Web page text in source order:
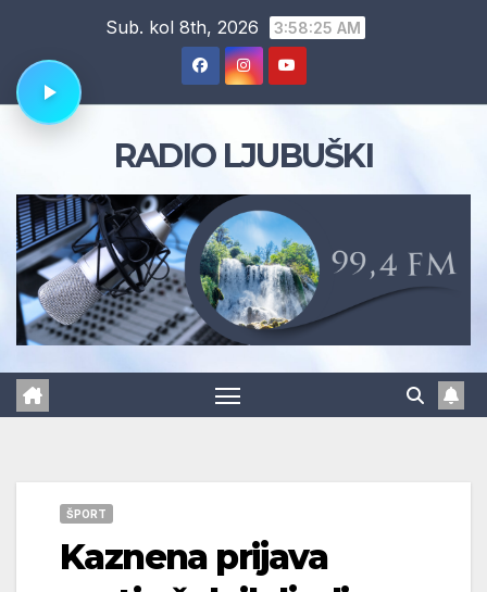
content
Sub. kol 8th, 2026 3:58:25 AM
RADIO LJUBUŠKI
ŠPORT
Kaznena prijava